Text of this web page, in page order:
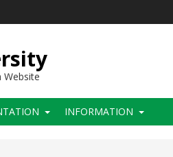
Website
INFORMATION